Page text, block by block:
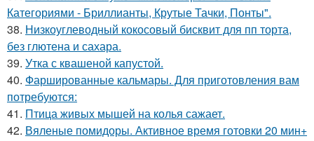
Категориями - Бриллианты, Крутые Тачки, Понты".
38. Низкоуглеводный кокосовый бисквит для пп торта,
без глютена и сахара.
39. Утка с квашеной капустой.
40. Фаршированные кальмары. Для приготовления вам
потребуются:
41. Птица живых мышей на колья сажает.
42. Вяленые помидоры. Активное время готовки 20 мин+